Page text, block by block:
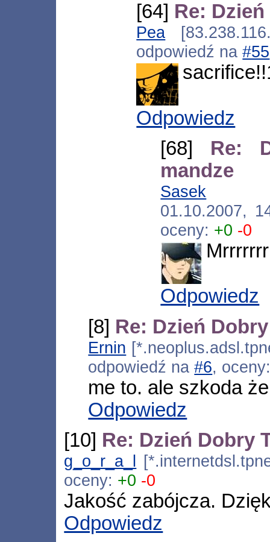
[64] Re:
Pea
odpowiedź na#55
Odpowiedz
[68] Re:
mandze
Sasek
01.10.2007,
oceny: +0 -0
Odpowiedz
[8] Re: Dzień
Ernin
odpowiedź na#6,
me to. ale szkoda
Odpowiedz
[10] Re: Dzień Dobry
g_o_r_a_l
oceny: +0 -0
Jakość zabójcza.
Odpowiedz